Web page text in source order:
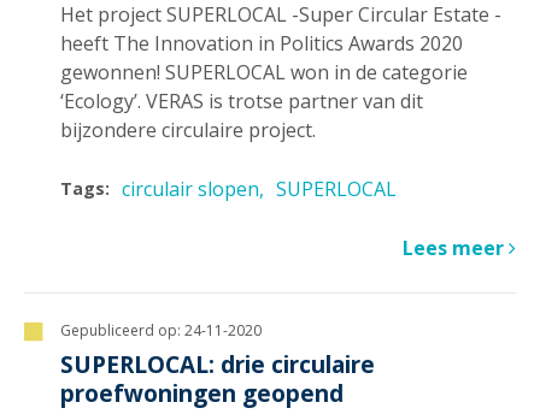
Het project SUPERLOCAL -Super Circular Estate -
heeft The Innovation in Politics Awards 2020
gewonnen! SUPERLOCAL won in de categorie
‘Ecology’. VERAS is trotse partner van dit
bijzondere circulaire project.
Tags: circulair slopen SUPERLOCAL
Lees meer
Gepubliceerd op: 24-11-2020
SUPERLOCAL: drie circulaire
proefwoningen geopend